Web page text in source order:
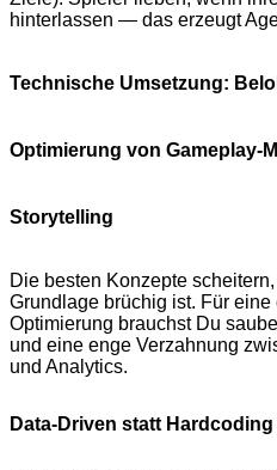
hinterlassen — das erzeugt
Technische Umsetzung:
Optimierung von Gameplay-
Storytelling
Die besten Konzepte
Grundlage brüchig ist. Für
Optimierung brauchst Du
und eine enge Verzahnung
und Analytics.
Data-Driven statt Hardcoding